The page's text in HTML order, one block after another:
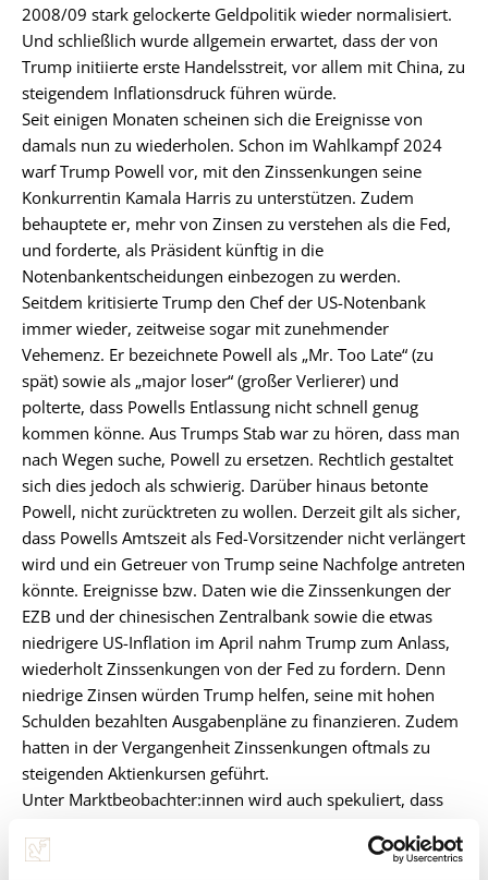
2008/09 stark gelockerte Geldpolitik wieder normalisiert.
Und schließlich wurde allgemein erwartet, dass der von
Trump initiierte erste Handelsstreit, vor allem mit China, zu
steigendem Inflationsdruck führen würde.
Seit einigen Monaten scheinen sich die Ereignisse von
damals nun zu wiederholen. Schon im Wahlkampf 2024
warf Trump Powell vor, mit den Zinssenkungen seine
Konkurrentin Kamala Harris zu unterstützen. Zudem
behauptete er, mehr von Zinsen zu verstehen als die Fed,
und forderte, als Präsident künftig in die
Notenbankentscheidungen einbezogen zu werden.
Seitdem kritisierte Trump den Chef der US-Notenbank
immer wieder, zeitweise sogar mit zunehmender
Vehemenz. Er bezeichnete Powell als „Mr. Too Late“ (zu
spät) sowie als „major loser“ (großer Verlierer) und
polterte, dass Powells Entlassung nicht schnell genug
kommen könne. Aus Trumps Stab war zu hören, dass man
nach Wegen suche, Powell zu ersetzen. Rechtlich gestaltet
sich dies jedoch als schwierig. Darüber hinaus betonte
Powell, nicht zurücktreten zu wollen. Derzeit gilt als sicher,
dass Powells Amtszeit als Fed-Vorsitzender nicht verlängert
wird und ein Getreuer von Trump seine Nachfolge antreten
könnte. Ereignisse bzw. Daten wie die Zinssenkungen der
EZB und der chinesischen Zentralbank sowie die etwas
niedrigere US-Inflation im April nahm Trump zum Anlass,
wiederholt Zinssenkungen von der Fed zu fordern. Denn
niedrige Zinsen würden Trump helfen, seine mit hohen
Schulden bezahlten Ausgabenpläne zu finanzieren. Zudem
hatten in der Vergangenheit Zinssenkungen oftmals zu
steigenden Aktienkursen geführt.
Unter Marktbeobachter:innen wird auch spekuliert, dass
verfehlte eigene Politik zu übertünchen. Denn vor allem